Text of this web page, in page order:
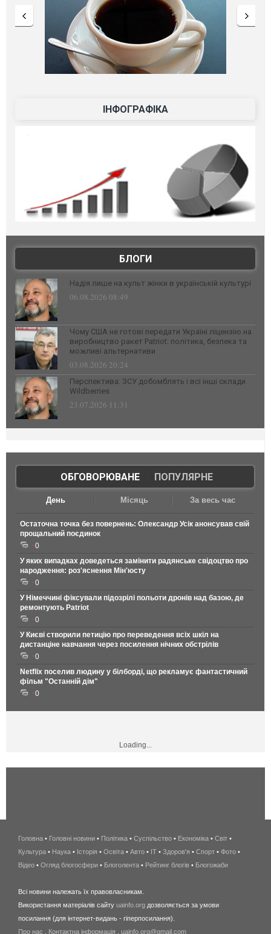
ІНФОГРАФІКА
БЛОГИ
Надія лише на культ жінки в українській культурі
06.08.2026 08:49
Чому США не готові передати Україні ліцензію на
виробництво ракет Patriot: політика, безпека та
можливі альтернативи
03.08.2026 20:24
Перспектива: ЗСУ добомблять і всі інші склади
Wildberries
23.07.2026 11:31
ОБГОВОРЮВАНЕ| ПОПУЛЯРНЕ
День Місяць За весь час
Остаточна точка без повернень: Олександр Усік анонсував свій
прощальний поєдинок
0
У яких випадках доведеться замінити радянське свідоцтво про
народження: роз'яснення Мін'юсту
0
У Німеччині фіксували підозрілі польоти дронів над базою, де
ремонтують Patriot
0
У Києві створили петицію про переведення всіх шкіл на
дистанціне навчання через посилення нічних обстрілів
0
Netflix поселив людину у білборді, що рекламує фантастичний
фільм "Останній дім"
0
Loading...
беспроводной
интернет
киев
wimax
в
Головна • Головні новини • Політика • Суспільство • Економіка • Світ •
Культура • Наука • Історія • Освіта • Авто • IT • Здоров'я • Спорт • Фото •
Відео • Огляд блогосфери • Блоголента • Рейтинг блогів • Блогожаби
Всі новини належать їх правовласникам.
Використання матеріалів сайту uainfo.org дозволяється за умови
посилання (для інтернет-видань - гіперпосилання).
Про нас
Контактна інформація uainfo.org@gmail.com